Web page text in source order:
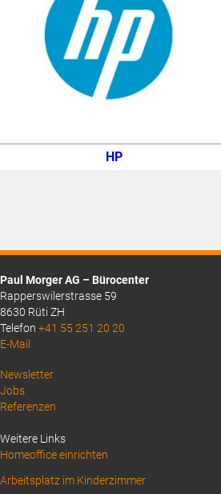
HP
Paul Morger AG – Bürocenter
Rapperswilerstrasse 59
8630 Rüti ZH
Telefon +41 55 251 20 20
E-Mail
Above
Footer
Newsletter
Jobs
Referenzen
Weitere Links
Homeoffice einrichten
Arbeitsplatz im Kinderzimmer